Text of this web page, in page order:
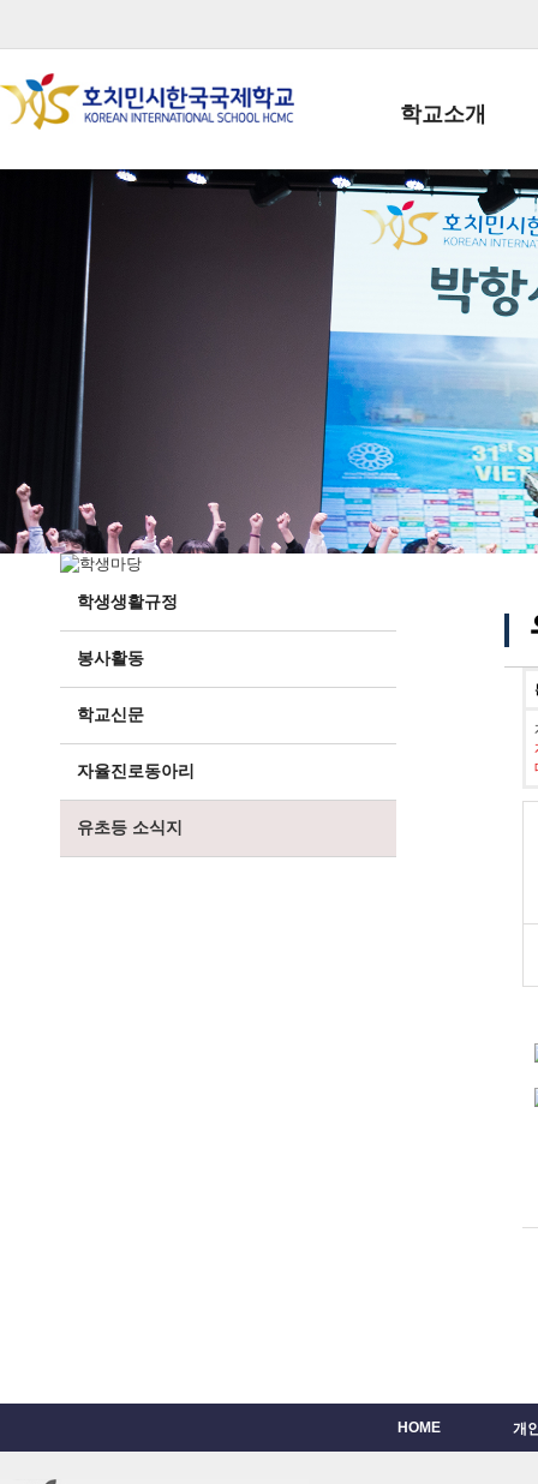
학교소개
학교장인사말
학생회장인사말
학교상징
학교 CI
교직원현황
학생현황
위치/전화
전경사진
학생생활규정
봉사활동
학교신문
자율진로동아리
유초등 소식지
HOME 개